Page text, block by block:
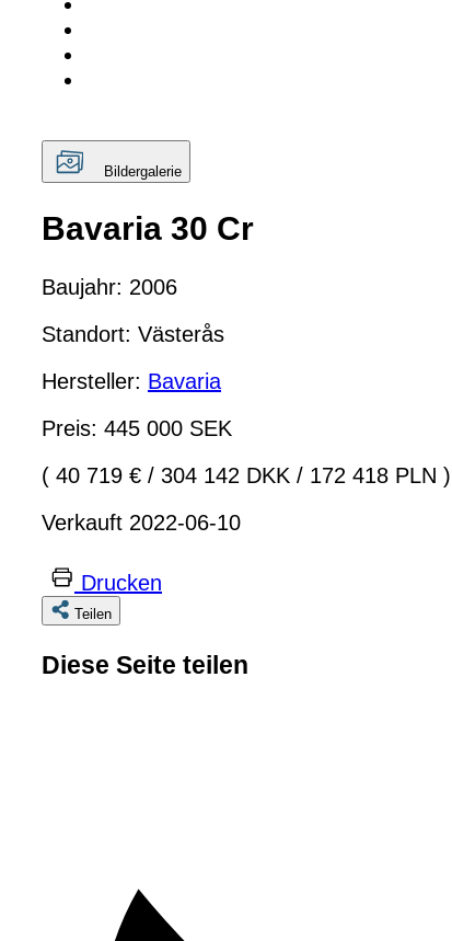
Bildergalerie
Bavaria 30 Cr
Baujahr: 2006
Standort: Västerås
Hersteller: Bavaria
Preis: 445 000 SEK
( 40 719 € / 304 142 DKK / 172 418 PLN )
Verkauft 2022-06-10
Drucken
Teilen
Diese Seite teilen